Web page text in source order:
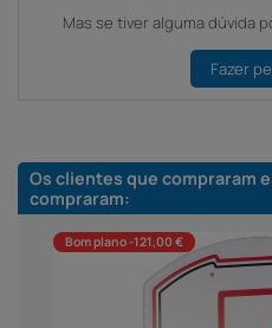
Mas se tiver alguma dúvida
Fazer
Os clientes que compraram
compraram:
Bom plano -121,00 €